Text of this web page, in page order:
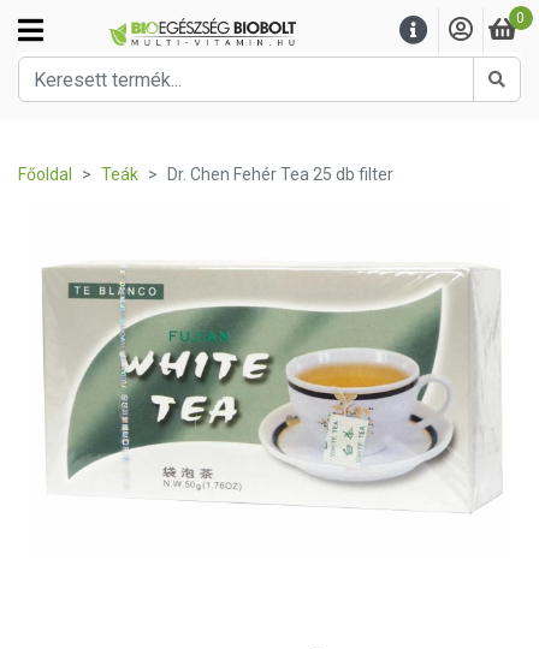
0
Főoldal Teák Dr. Chen Fehér Tea 25 db filter